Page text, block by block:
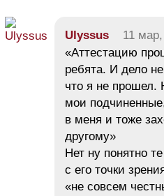
Ulyssus 11
«Аттестацию
ребята. И дело
что я не прошел.
мои
в меня и тоже
другому»
Нет ну понятно
с его точки
«не совсем